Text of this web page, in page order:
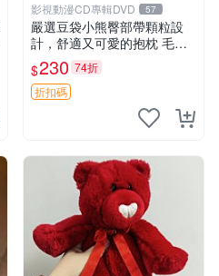
影視動漫CD專輯DVD 57
嚴選豆袋小熊臀部帶顆粒設
計，舒適又可愛的抱枕 毛絨
抱枕、臀部按摩、坐墊
$230 74折
折扣碼